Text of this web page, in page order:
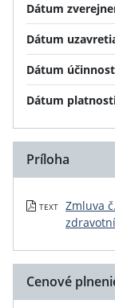
Dátum
Dátum
Dátum
Dátum
Príloha
TEXT
Zmluva
Cenové